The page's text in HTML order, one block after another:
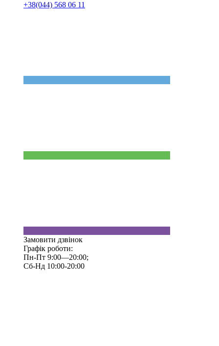
+38(044) 568 06 11
Замовити дзвінок
Графік роботи:
Пн-Пт 9:00—20:00;
Сб-Нд 10:00-20:00